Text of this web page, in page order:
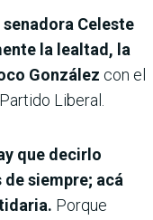
Celeste
la lealtad, la
González con el
Liberal.
que decirlo
siempre; acá
Porque